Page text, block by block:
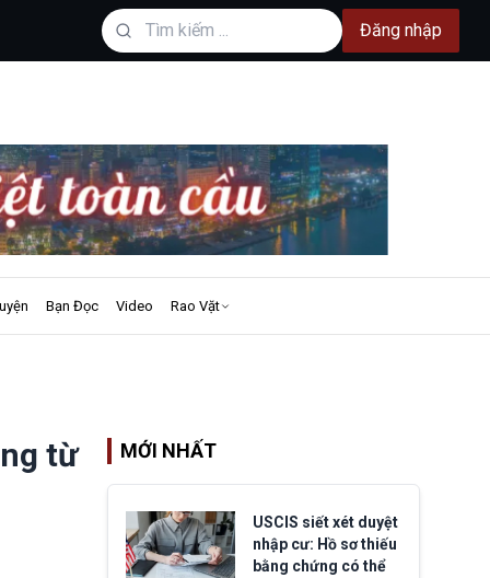
Đăng nhập
Bạn Đọc Video Rao Vặt
từ
MỚI NHẤT
USCIS siết xét duyệt
nhập cư: Hồ sơ thiếu
bằng chứng có thể